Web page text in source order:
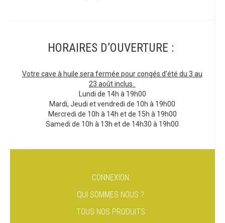
HORAIRES D’OUVERTURE :
Votre cave à huile sera fermée pour congés d'été du 3 au
23 août inclus.
Lundi de 14h à 19h00
Mardi, Jeudi et vendredi de 10h à 19h00
Mercredi de 10h à 14h et de 15h à 19h00
Samedi de 10h à 13h et de 14h30 à 19h00
CONNEXION
QUI SOMMES NOUS ?
TOUS NOS PRODUITS